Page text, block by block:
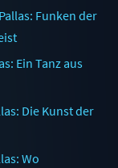
Funken der
Ein Tanz aus
Die Kunst der
Wo